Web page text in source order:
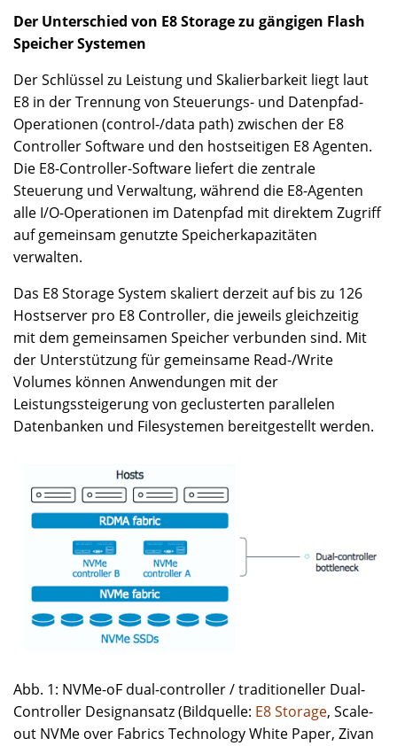
Der Unterschied von E8 Storage zu gängigen Flash
Speicher Systemen
Der Schlüssel zu Leistung und Skalierbarkeit liegt laut
E8 in der Trennung von Steuerungs- und Datenpfad-
Operationen (control-/data path) zwischen der E8
Controller Software und den hostseitigen E8 Agenten.
Die E8-Controller-Software liefert die zentrale
Steuerung und Verwaltung, während die E8-Agenten
alle I/O-Operationen im Datenpfad mit direktem Zugriff
auf gemeinsam genutzte Speicherkapazitäten
verwalten.
Das E8 Storage System skaliert derzeit auf bis zu 126
Hostserver pro E8 Controller, die jeweils gleichzeitig
mit dem gemeinsamen Speicher verbunden sind. Mit
der Unterstützung für gemeinsame Read-/Write
Volumes können Anwendungen mit der
Leistungssteigerung von geclusterten parallelen
Datenbanken und Filesystemen bereitgestellt werden.
Abb. 1: NVMe-oF dual-controller / traditioneller Dual-
Controller Designansatz (Bildquelle: E8 Storage, Scale-
out NVMe over Fabrics Technology White Paper, Zivan